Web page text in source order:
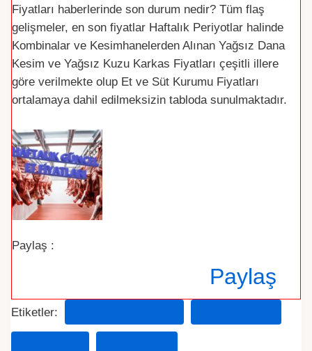
Fiyatları haberlerinde son durum nedir? Tüm flaş
gelişmeler, en son fiyatlar Haftalık Periyotlar halinde
Kombinalar ve Kesimhanelerden Alınan Yağsız Dana
Kesim ve Yağsız Kuzu Karkas Fiyatları çeşitli illere
göre verilmekte olup Et ve Süt Kurumu Fiyatları
ortalamaya dahil edilmeksizin tabloda sunulmaktadır.
Paylaş :
Paylaş
Etiketler: